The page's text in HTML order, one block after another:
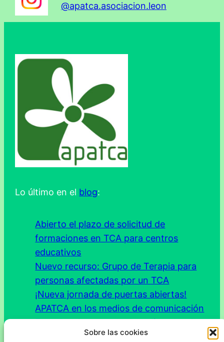
Sobre las cookies
@apatca.asociacion.leon
Lo último en el blog:
Abierto el plazo de solicitud de
formaciones en TCA para centros
educativos
Nuevo recurso: Grupo de Terapia para
personas afectadas por un TCA
¡Nueva jornada de puertas abiertas!
APATCA en los medios de comunicación
Escucha el programa de radio sobre “La
esclavitud del físico”